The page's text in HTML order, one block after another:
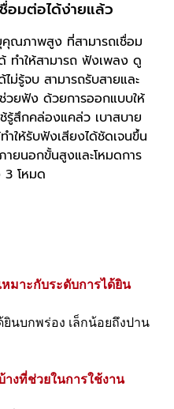
อมต่อได้ง่ายแล้ว
ณภาพสูง ที่สามารถเชื่อม
ทำให้สามารถ ฟังเพลง ดู
ไม่รู้จบ สามารถรับสายและ
วยฟัง ด้วยการออกแบบให้
รู้สึกคล่องแคล่ว เบาสบาย
ำให้รับฟังเสียงได้ชัดเจนขึ้น
ยนอกขั้นสูงและโหมดการ
3 โหมด
หมาะกับระดับการได้ยิน
นบกพร่อง เล็กน้อยถึงปาน
างที่ช่วยในการใช้งาน